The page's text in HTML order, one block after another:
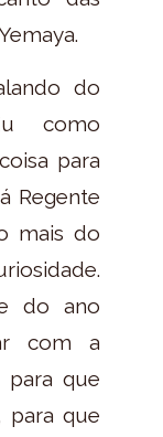
do
como
para
Regente
mais do
do ano
com a
para que
para que